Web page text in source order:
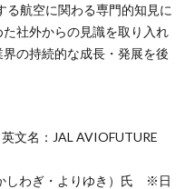
る航空に関わる専門的知見に
社外からの見識を取り入れ
の持続的な成長・発展を後
文名：JAL AVIOFUTURE
しわぎ・よりゆき）氏 ※日